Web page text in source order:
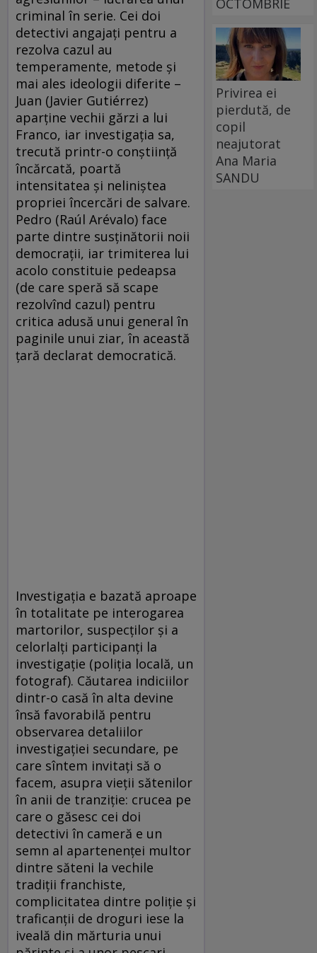
criminal în serie. Cei doi
detectivi angajaţi pentru a
rezolva cazul au
temperamente, metode şi
mai ales ideologii diferite –
Juan (Javier Gutiérrez)
aparţine vechii gărzi a lui
Franco, iar investigaţia sa,
trecută printr-o conştiinţă
încărcată, poartă
intensitatea şi neliniştea
propriei încercări de salvare.
Pedro (Raúl Arévalo) face
parte dintre susţinătorii noii
democraţii, iar trimiterea lui
acolo constituie pedeapsa
(de care speră să scape
rezolvînd cazul) pentru
critica adusă unui general în
paginile unui ziar, în această
ţară declarat democratică.
Investigaţia e bazată aproape
în totalitate pe interogarea
martorilor, suspecţilor şi a
celorlalţi participanţi la
investigaţie (poliţia locală, un
fotograf). Căutarea indiciilor
dintr-o casă în alta devine
însă favorabilă pentru
observarea detaliilor
investigaţiei secundare, pe
care sîntem invitaţi să o
facem, asupra vieţii sătenilor
în anii de tranziţie: crucea pe
care o găsesc cei doi
detectivi în cameră e un
semn al apartenenţei multor
dintre săteni la vechile
tradiţii franchiste,
complicitatea dintre poliţie şi
traficanţii de droguri iese la
iveală din mărturia unui
OCTOMBRIE
Privirea ei
pierdută, de
copil
neajutorat
Ana Maria
SANDU